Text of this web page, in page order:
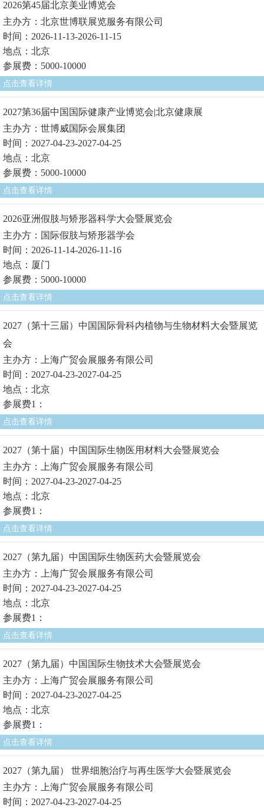
2026第45届北京美业博览会
主办方：北京世博联展览服务有限公司
时间：2026-11-13-2026-11-15
地点：北京
参展费：5000-10000
点击查看详情
2027第36届中国国际健康产业博览会|北京健康展
主办方：世博威国际会展集团
时间：2027-04-23-2027-04-25
地点：北京
参展费：5000-10000
点击查看详情
2026亚洲假肢与矫形器科学大会暨展览会
主办方：国际假肢与矫形器学会
时间：2026-11-14-2026-11-16
地点：厦门
参展费：5000-10000
点击查看详情
2027（第十三届）中国国际骨科内植物与生物材料大会暨展览
会
主办方：上海广贸会展服务有限公司
时间：2027-04-23-2027-04-25
地点：北京
参展费1：
点击查看详情
2027（第十届）中国国际生物医用材料大会暨展览会
主办方：上海广贸会展服务有限公司
时间：2027-04-23-2027-04-25
地点：北京
参展费1：
点击查看详情
2027（第九届）中国国际生物医药大会暨展览会
主办方：上海广贸会展服务有限公司
时间：2027-04-23-2027-04-25
地点：北京
参展费1：
点击查看详情
2027（第九届）中国国际生物技术大会暨展览会
主办方：上海广贸会展服务有限公司
时间：2027-04-23-2027-04-25
地点：北京
参展费1：
点击查看详情
2027（第九届） 世界细胞治疗与再生医学大会暨展览会
主办方：上海广贸会展服务有限公司
时间：2027-04-23-2027-04-25